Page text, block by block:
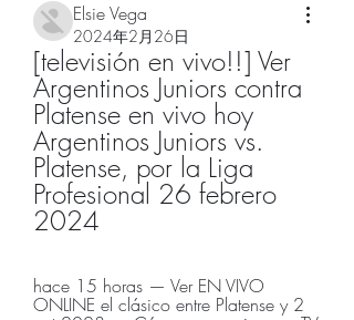
Elsie Vega
2024年2月26日
[televisión en vivo!!] Ver
Argentinos Juniors contra
Platense en vivo hoy
Argentinos Juniors vs.
Platense, por la Liga
Profesional 26 febrero
2024
hace 15 horas — Ver EN VIVO
ONLINE el clásico entre Platense y 2